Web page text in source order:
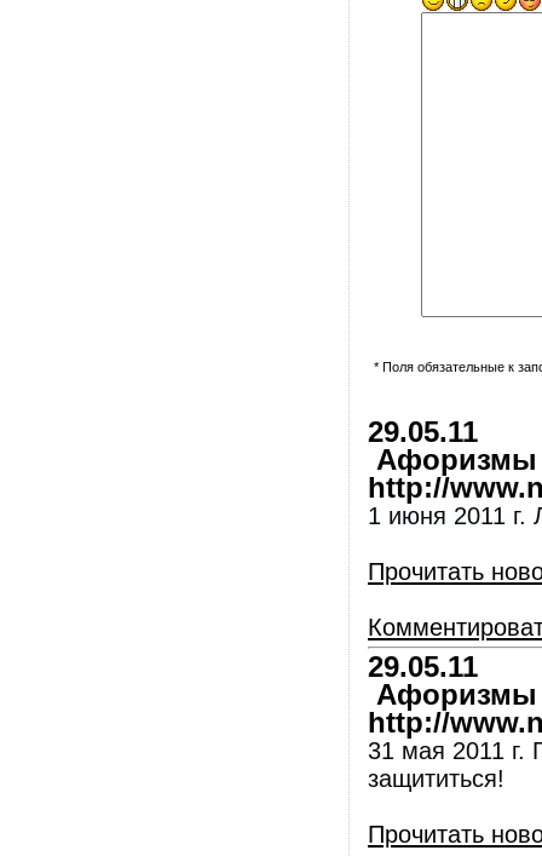
* Поля обязательные к
29.05.11
Афоризмы
http://
1 июня 2011 г.
Прочитать
29.05.11
Афоризмы
http://
31 мая 2011 г.
защититься!
Прочитать